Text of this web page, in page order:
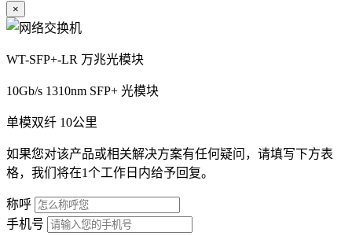
×
WT-SFP+-LR 万兆光模块
10Gb/s 1310nm SFP+ 光模块
单模双纤 10公里
如果您对该产品或相关解决方案有任何疑问，请填写下方表
格，我们将在1个工作日内给予回复。
称呼
手机号